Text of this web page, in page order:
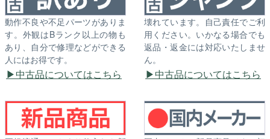
動作不良や不足パーツがありま
す。外観はBランク以上の物も
あり、自分で修理などができる
人にはお得です。
中古品についてはこちら
壊れています。自己責任でご利
用ください。いかなる場合でも
返品・返金には対応いたしませ
ん。
中古品についてはこちら